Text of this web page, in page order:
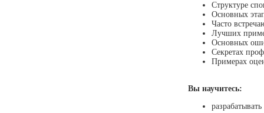
Структуре
Основных
Часто
Лучших
Основных
Секретах
Примерах
Вы научитесь: